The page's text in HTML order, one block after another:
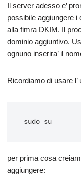
Il server adesso e’
possibile aggiungere
alla fimra DKIM. Il
dominio aggiuntivo.
ognuno inserira’ il
Ricordiamo di usare l’
per prima cosa
aggiungere: